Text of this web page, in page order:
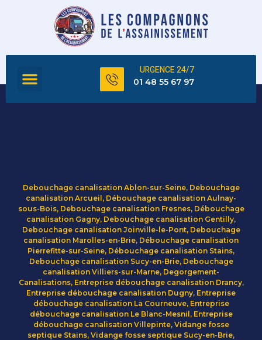
URGENCE 24/7
01 48 55 67 97
Debouchage canalisation Ablon-sur-Seine, Debouchage
canalisation Arcueil , Débouchage canalisation Aulnay-
sous-Bois, Debouchage canalisation Fresnes, Débouchage
canalisation Gagny, Debouchage canalisation Gentilly,
Debouchage canalisation Joinville-le-Pont, Debouchage
canalisation Marolles-en-Brie, Débouchage canalisation
Pierrefitte-sur-Seine, Débouchage canalisation Stains,
Debouchage canalisation Sucy-en-Brie, Debouchage
canalisation Villiers-sur-Marne, Degorgement-
Canalisations, Entreprise débouchage canalisation Drancy,
Entreprise débouchage canalisation Dugny, Entreprise
débouchage canalisation La Courneuve, Entreprise
débouchage canalisation Le Blanc-Mesnil , Entreprise
débouchage canalisation Villepinte, Vidange fosse
septique Stains, Vidange fosse septique Sucy-en-Brie,